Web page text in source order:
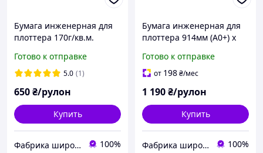
Бумага инженерная для
плоттера 170г/кв.м.
Готово к отправке
5.0 (1)
650₴/рулон
Купить
Фабрика широкоформатной бумаги 100%
Бумага инженерная для
плоттера 914мм (А0+) х
Готово к отправке
от 198₴/мес
1 190₴/рулон
Купить
Фабрика широкоформатной бумаги 100%